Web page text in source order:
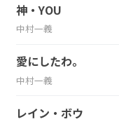
神・YOU
中村一義
愛にしたわ。
中村一義
レイン・ボウ